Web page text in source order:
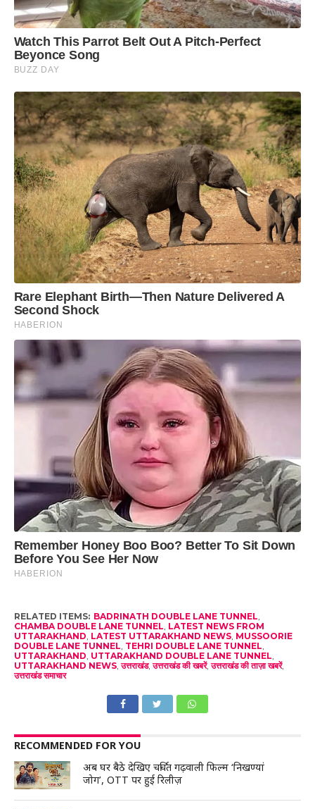
RELATED ITEMS: BADRINATH DOUBLE LANE TUNNEL
CHAMBA DOUBLE LANE TUNNEL LATEST NEWS FROM
UTTARAKHAND LATEST UTTARAKHAND NEWS, MUSSOORIE
DOUBLE LANE TUNNEL TEHRI DOUBLE LANE TUNNEL
UTTARAKHAND UTTARAKHAND DOUBLE LANE TUNNEL
UTTARAKHAND NEWS,उत्तराखंड,उत्तराखंड की खबरें,उत्तराखंड की ताज़ा खबरें,
उत्तराखंड समाचार
RECOMMENDED FOR YOU
अब घर बैठे देखिए चर्चित गढ़वाली फिल्म ‘निखण्यां
जोग’, OTT पर हुई रिलीज़